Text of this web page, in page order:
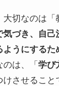
切なのは「
気づき、自己
ようにするた
は、「 学び
けさせること